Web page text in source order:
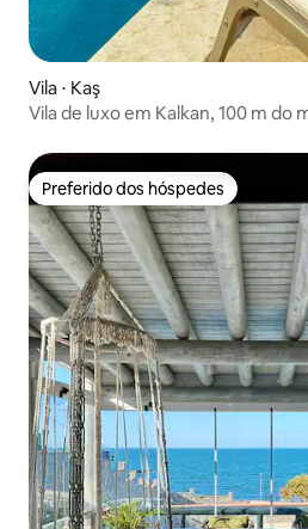
Vila ⋅ Kaş
Vila de luxo em Kalkan, 100 m do
Preferido dos hóspedes
Preferido dos hóspedes